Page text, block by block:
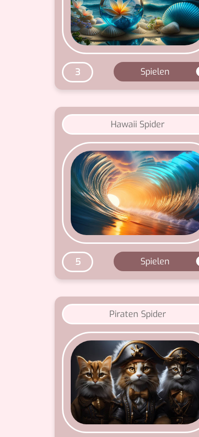
3 Spielen
Hawaii Spider
5 Spielen
Piraten Spider